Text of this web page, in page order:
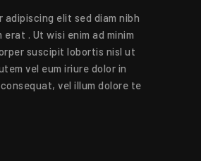
elit sed diam nibh
. Ut wisi enim ad minim
suscipit lobortis nisl ut
vel eum iriure dolor in
vel illum dolore te